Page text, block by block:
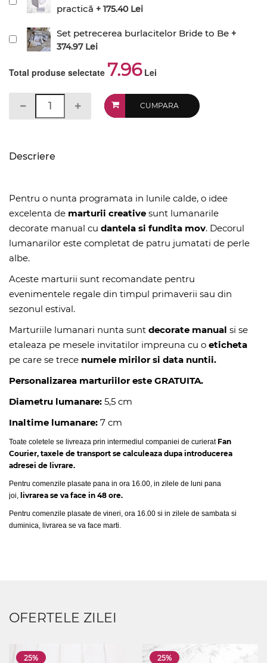
practică + 175.40 Lei
Set petrecerea burlacitelor Bride to Be +
374.97 Lei
Total produse selectate 7.96Lei
CUMPARA
Descriere
Pentru o nunta programata in lunile calde, o idee
excelenta de marturii creative sunt lumanarile
decorate manual cu dantela si fundita mov. Decorul
lumanarilor este completat de patru jumatati de perle
albe.
Aceste marturii sunt recomandate pentru
evenimentele regale din timpul primaverii sau din
sezonul estival.
Marturiile lumanari nunta sunt decorate manual si se
etaleaza pe mesele invitatilor impreuna cu o eticheta
pe care se trece numele mirilor si data nuntii.
Personalizarea marturiilor este GRATUITA.
Diametru lumanare: 5,5 cm
Inaltime lumanare: 7 cm
Toate coletele se livreaza prin intermediul companiei de curieratFan
Courier, taxele de transport se calculeaza dupa introducerea
adresei de livrare.
Pentru comenzile plasate pana in ora 16.00, in zilele de luni pana
joi, livrarea se va face in 48 ore.
Pentru comenzile plasate de vineri, ora 16.00 si in zilele de sambata si
duminica, livrarea se va face marti.
OFERTELE ZILEI
25% 25%